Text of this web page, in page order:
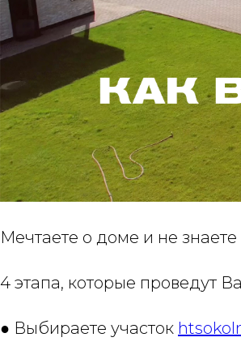
Мечтаете о доме и не
4 этапа, которые проведут
● Выбираете участок